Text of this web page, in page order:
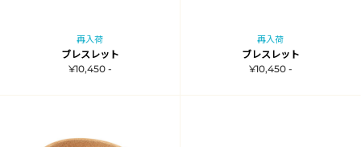
再入荷
ブレスレット
¥10,450 -
再入荷
ブレスレット
¥10,450 -